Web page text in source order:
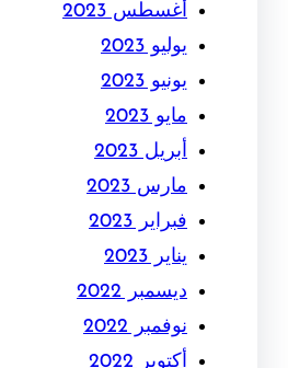
أغسطس 2023
يوليو 2023
يونيو 2023
مايو 2023
أبريل 2023
مارس 2023
فبراير 2023
يناير 2023
ديسمبر 2022
نوفمبر 2022
أكتوبر 2022